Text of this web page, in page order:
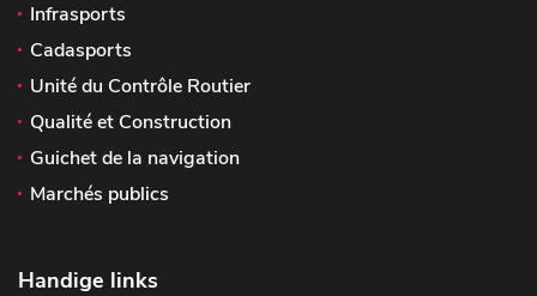
Infrasports
Cadasports
Unité du Contrôle Routier
Qualité et Construction
Guichet de la navigation
Marchés publics
Handige links